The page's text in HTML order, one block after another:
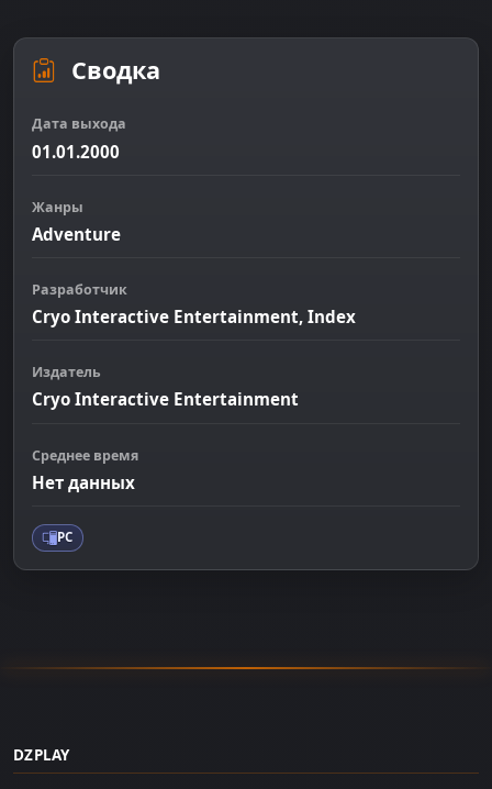
Сводка
Дата выхода
01.01.2000
Жанры
Adventure
Разработчик
Cryo Interactive Entertainment, Index
Издатель
Cryo Interactive Entertainment
Среднее время
Нет данных
PC
DZPLAY